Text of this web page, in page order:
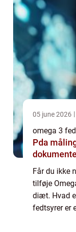
05 june 2026
omega 3
Pda
Får du ikke
tilføje
diæt. Hvad
fedtsyrer er